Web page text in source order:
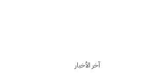
آخر الأخبار